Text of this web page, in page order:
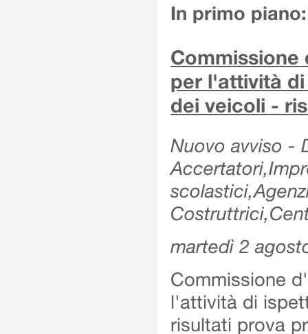
In primo piano:
per l'attività
dei veicoli -
Nuovo avviso -
martedì 2
Commissione
l'attività di
risultati prova